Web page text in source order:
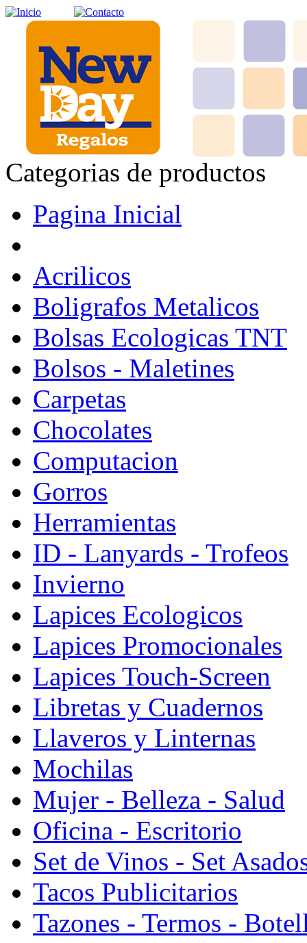
Categorias de productos
Pagina Inicial
Acrilicos
Boligrafos Metalicos
Bolsas Ecologicas TNT
Bolsos - Maletines
Carpetas
Chocolates
Computacion
Gorros
Herramientas
ID - Lanyards - Trofeos
Invierno
Lapices Ecologicos
Lapices Promocionales
Lapices Touch-Screen
Libretas y Cuadernos
Llaveros y Linternas
Mochilas
Mujer - Belleza - Salud
Oficina - Escritorio
Set de Vinos - Set
Tacos Publicitarios
Tazones - Termos -